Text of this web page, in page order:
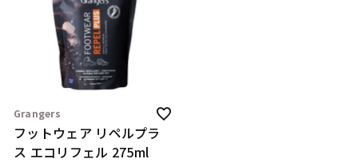
Grangers
フットウェア リペルプラ
ス エコリフェル 275ml